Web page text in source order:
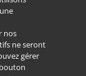
nos
ne seront
gérer